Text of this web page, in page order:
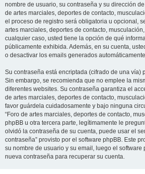
nombre de usuario, su contraseña y su dirección
de artes marciales, deportes de contacto,
el proceso de registro será obligatoria u opcional,
artes marciales, deportes de contacto, musculación,
cualquier caso, usted tiene la opción de qué
públicamente exhibida. Además, en su cuenta,
o desactivar los emails generados
Su contraseña está encriptada (cifrado de una vía)
Sin embargo, se recomienda que no emplee la
diferentes websites. Su contraseña garantiza el
de artes marciales, deportes de contacto,
favor guárdela cuidadosamente y bajo ninguna
“Foro de artes marciales, deportes de contacto,
phpBB u otra tercera parte, legítimamente le
olvidó la contraseña de su cuenta, puede usar el
contraseña” provisto por el software phpBB. Este
su nombre de usuario y su email, luego el software
nueva contraseña para recuperar su cuenta.